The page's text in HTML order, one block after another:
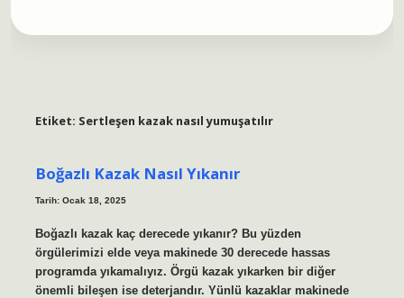
Etiket: Sertleşen kazak nasıl yumuşatılır
Boğazlı Kazak Nasıl Yıkanır
Tarih: Ocak 18, 2025
Boğazlı kazak kaç derecede yıkanır? Bu yüzden
örgülerimizi elde veya makinede 30 derecede hassas
programda yıkamalıyız. Örgü kazak yıkarken bir diğer
önemli bileşen ise deterjandır. Yünlü kazaklar makinede